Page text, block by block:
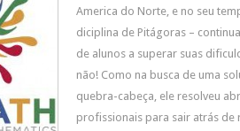
America do Norte, e no seu
diciplina de Pitágoras –
de alunos a superar suas
não! Como na busca de uma
quebra-cabeça, ele resolveu
profissionais para sair atrás de